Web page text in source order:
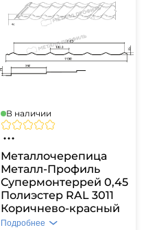
В наличии
Металлочерепица
Металл-Профиль
Супермонтеррей 0,45
Полиэстер RAL 3011
Коричнево-красный
Подробнее